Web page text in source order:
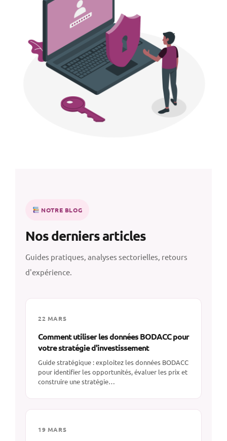
NOTRE BLOG
Nos derniers articles
Guides pratiques, analyses sectorielles, retours
d'expérience.
22 MARS
Comment utiliser les données BODACC pour
votre stratégie d'investissement
Guide stratégique : exploitez les données BODACC
pour identifier les opportunités, évaluer les prix et
construire une stratégie…
19 MARS